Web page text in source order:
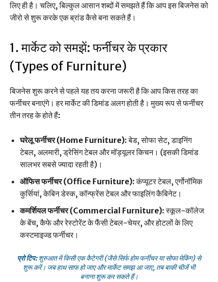
लिए ही है। चलिए, बिल्कुल आसान शब्दों में समझते हैं कि आप इस बिजनेस को
जीरो से शुरू करके एक ब्रांड कैसे बना सकते हैं।
1. मार्केट को समझें: फर्नीचर के प्रकार
(Types of Furniture)
बिजनेस शुरू करने से पहले यह तय करना जरूरी है कि आप किस तरह का
फर्नीचर बनाएंगे। हर मार्केट की डिमांड अलग होती है। मुख्य रूप से फर्नीचर
तीन तरह के होते हैं:
घरेलू फर्नीचर (Home Furniture):बेड, सोफा सेट, डाइनिंग
टेबल, अलमारी, ड्रेसिंग टेबल और मॉड्यूलर किचन। (इसकी डिमांड
सालभर सबसे ज्यादा रहती है)।
ऑफिस फर्नीचर (Office Furniture):कंप्यूटर टेबल, एर्गोनॉमिक
कुर्सियां, केबिन डेस्क, कॉन्फ्रेंस टेबल और फाइलिंग कैबिनेट।
कमर्शियल फर्नीचर (Commercial Furniture):स्कूल-कॉलेज
के बेंच, कैफे और रेस्टोरेंट के फैंसी टेबल-चेयर, और होटलों के लिए
कस्टमाइज्ड फर्नीचर।
प्रो टिप:शुरुआत में किसी एक कैटेगरी (जैसे सिर्फ होम फर्नीचर या सोफा मेकिंग) से
शुरू करें। जब हाथ साफ हो जाए और मार्केट समझ आ जाए, तब बाकी चीजें भी
बनाना शुरू कर सकते हैं।